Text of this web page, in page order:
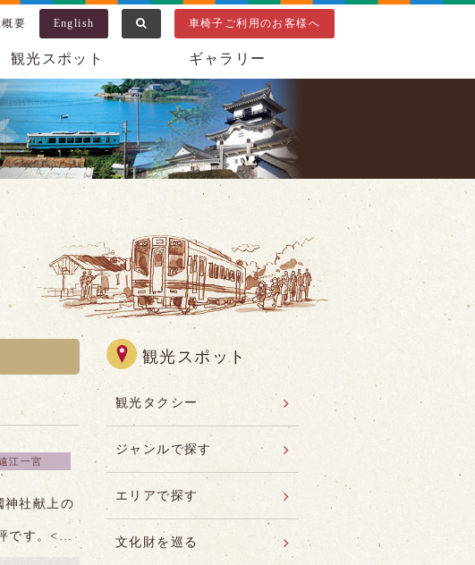
要 English 車椅子ご利用のお客様へ
観光スポット ギャラリー
観光スポット
観光タクシー
ジャンルで探す
エリアで探す
文化財を巡る
江一宮
神社献上の
です。<…